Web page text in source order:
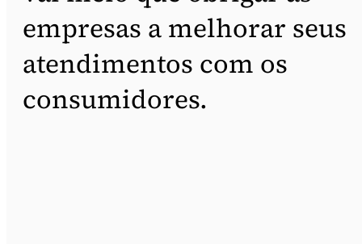
empresas a melhorar seus
atendimentos com os
consumidores.